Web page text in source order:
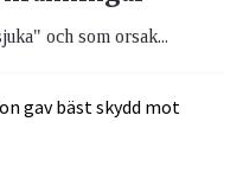
och som orsak...